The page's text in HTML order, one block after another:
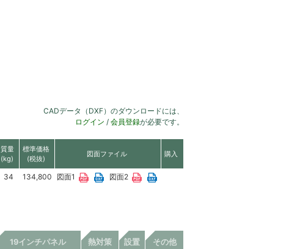
CADデータ（DXF）のダウンロードには、
ログイン / 会員登録が必要です。
質量
(kg)
標準価格
(税抜)
図面ファイル 購入
34 134,800 図面1 図面2
19インチパネル 熱対策 設置 その他